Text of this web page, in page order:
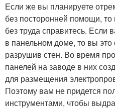
Если же вы планируете
без посторонней помощи,
без труда справитесь.
в панельном доме, то вы это
разрушив стен. Во время
панелей на заводе в них
для размещения
Поэтому вам не придется
инструментами, чтобы